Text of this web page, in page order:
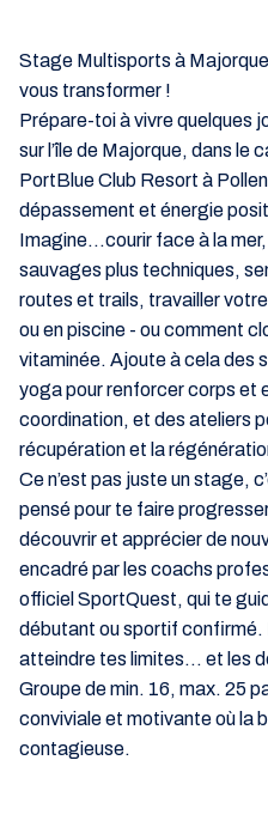
Stage Multisports à Majorque
vous transformer !
Prépare-toi à vivre quelques
sur l’île de Majorque, dans le
PortBlue Club Resort à
dépassement et énergie
Imagine...courir face à la
sauvages plus techniques,
routes et trails, travailler
ou en piscine - ou comment
vitaminée. Ajoute à cela des
yoga pour renforcer corps et
coordination, et des ateliers
récupération et la
Ce n’est pas juste un stage,
pensé pour te faire
découvrir et apprécier de
encadré par les coachs
officiel SportQuest, qui te
débutant ou sportif
atteindre tes limites… et les
Groupe de min. 16, max. 25
conviviale et motivante où la
contagieuse.